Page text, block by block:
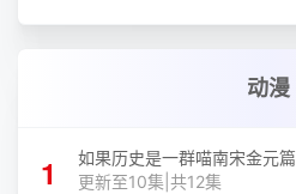
动漫
1
如果历史是一群喵南宋金元篇
更新至10集|共12集